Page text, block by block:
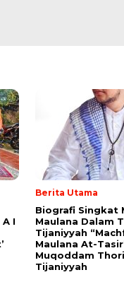
I
Berita Utama
Biografi Singkat
Maulana Dalam
Tijaniyyah
Maulana At-
Muqoddam
Tijaniyyah